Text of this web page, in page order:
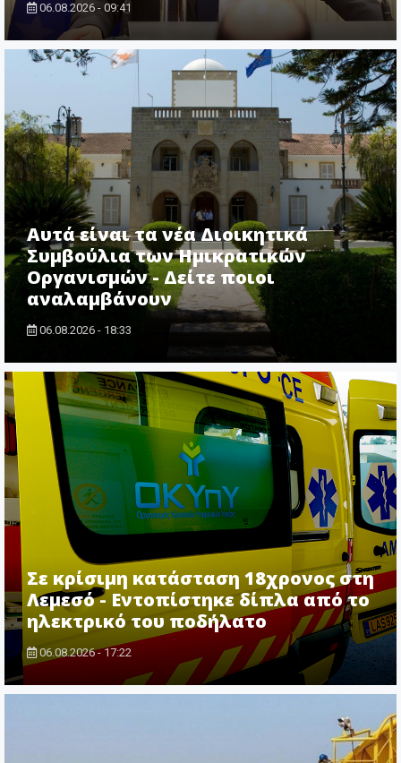
06.08.2026 - 09:41
Αυτά είναι τα νέα Διοικητικά
Συμβούλια των Ημικρατικών
Οργανισμών - Δείτε ποιοι
αναλαμβάνουν
06.08.2026 - 18:33
Σε κρίσιμη κατάσταση 18χρονος στη
Λεμεσό - Εντοπίστηκε δίπλα από το
ηλεκτρικό του ποδήλατο
06.08.2026 - 17:22